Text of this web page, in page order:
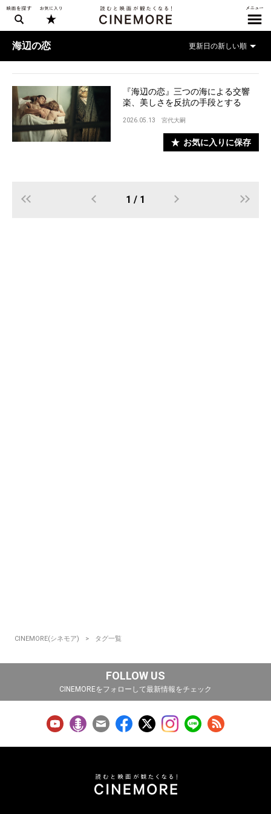
海辺の恋
『海辺の恋』三つの海による交響
楽、美しさを反抗の手段とする
2026.05.13 宮代大嗣
お気に入りに保存
1 / 1
CINEMORE(シネモア) タグ一覧
FOLLOW US
CINEMOREをフォローして最新情報をチェック